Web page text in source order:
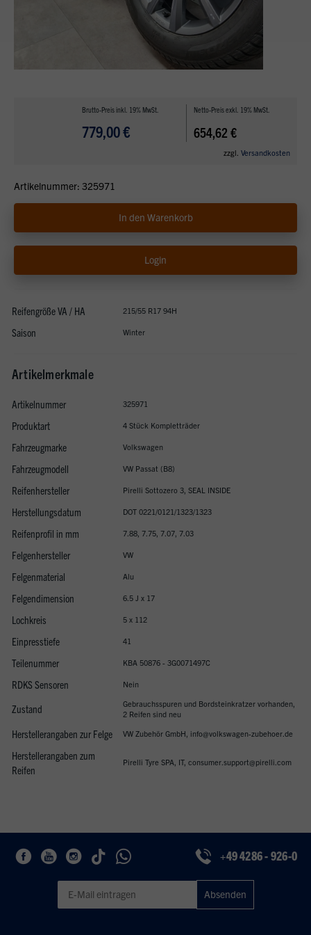
Brutto-Preis inkl. 19% MwSt.
779,00 €
Netto-Preis exkl. 19% MwSt.
654,62 €
zzgl. Versandkosten
Artikelnummer: 325971
In den Warenkorb
Login
Reifengröße VA / HA 215/55 R17 94H
Saison Winter
Artikelmerkmale
Artikelnummer 325971
Produktart 4 Stück Kompletträder
Fahrzeugmarke Volkswagen
Fahrzeugmodell VW Passat (B8)
Reifenhersteller Pirelli Sottozero 3, SEAL INSIDE
Herstellungsdatum DOT 0221/0121/1323/1323
Reifenprofil in mm 7.88, 7.75, 7.07, 7.03
Felgenhersteller VW
Felgenmaterial Alu
Felgendimension 6.5 J x 17
Lochkreis 5 x 112
Einpresstiefe 41
Teilenummer KBA 50876 - 3G0071497C
RDKS Sensoren Nein
Zustand
Gebrauchsspuren und Bordsteinkratzer vorhanden,
2 Reifen sind neu
Herstellerangaben zur Felge VW Zubehör GmbH, info@volkswagen-zubehoer.de
Herstellerangaben zum
Reifen
Pirelli Tyre SPA, IT, consumer.support@pirelli.com
+49 4286 - 926-0
Geben Sie eine gültige E-Mail-Adresse für den Newsletter ein